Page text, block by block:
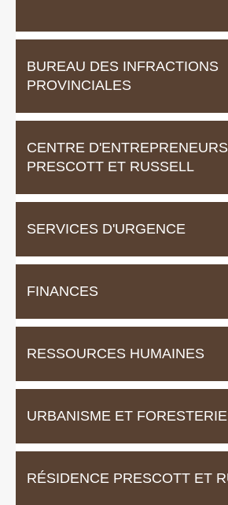
BUREAU DES INFRACTIONS
PROVINCIALES
CENTRE
PRESCOTT ET RUSSELL
SERVICES D'URGENCE
FINANCES
RESSOURCES HUMAINES
URBANISME ET FORESTERIE
RÉSIDENCE PRESCOTT ET